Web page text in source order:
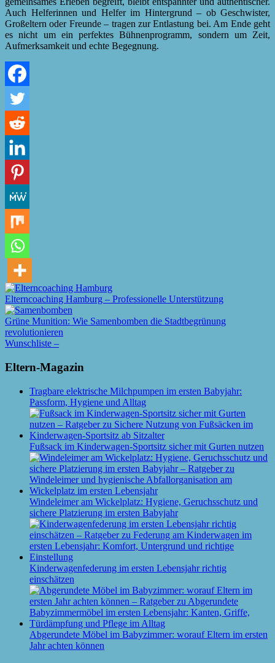
Auch Helferinnen und Helfer im Hintergrund – ob Geschwister,
Großeltern oder Freunde – tragen zur Entlastung bei. Am Ende geht
es nicht um ein perfektes Bühnenprogramm, sondern um Zeit,
Aufmerksamkeit und echte Begegnung.
Elterncoaching Hamburg – Professionelle Unterstützung
Grüne Munition: Wie Samenbomben die Stadtbegrünung
revolutionieren
Wunschliste –
Eltern-Magazin
Tragbare elektrische Milchpumpen im ersten Babyjahr:
Passform, Hygiene und Alltag
Fußsack im Kinderwagen-Sportsitz sicher mit Gurten nutzen
Windeleimer am Wickelplatz: Hygiene, Geruchsschutz und
sichere Platzierung im ersten Babyjahr
Kinderwagenfederung im ersten Lebensjahr richtig
einschätzen
Abgerundete Möbel im Babyzimmer: worauf Eltern im ersten
Jahr achten können